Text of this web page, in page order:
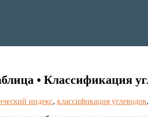
• Классификация
индекс, классификация углеводов,